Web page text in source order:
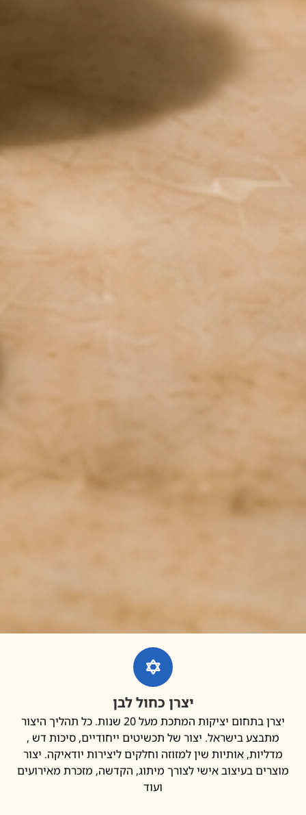
יצרן כחול לבן
יצרן בתחום יציקות המתכת מעל 20 שנות. כל תהליך היצור
בישראל. יצור של תכשיטים ייחודיים, סיכות דש ,
אותיות שין למזוזה וחלקים ליצירות יודאיקה. יצור
בעיצוב אישי לצורך מיתוג, הקדשה, מזכרת מאירועים